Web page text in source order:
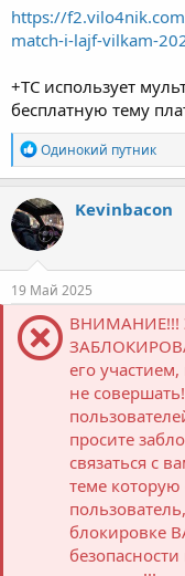
https://
match-i-lajf-vilkam-
+ТС использует
бесплатную тему
Р
е
а
к
ц
и
и
:
Одинокий путник
Kevinbacon
19 Май 2025
ВНИМАНИЕ!!!
его
не
просите
связаться с
теме
блокировке